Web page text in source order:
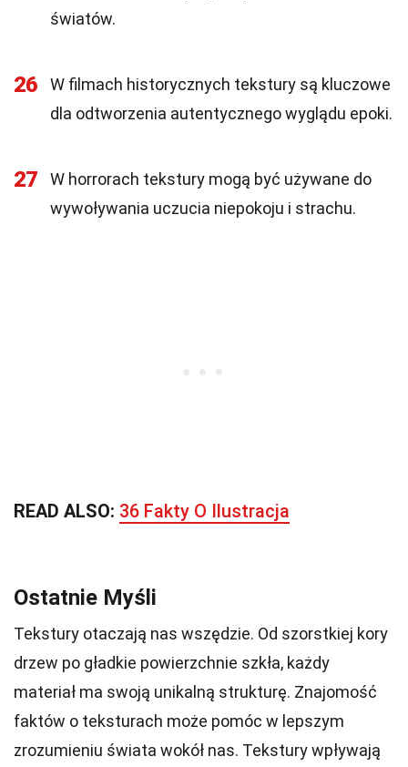
światów.
26
W filmach historycznych tekstury są kluczowe
dla odtworzenia autentycznego wyglądu epoki.
27
W horrorach tekstury mogą być używane do
wywoływania uczucia niepokoju i strachu.
READ ALSO: 36 Fakty O Ilustracja
Ostatnie Myśli
Tekstury otaczają nas wszędzie. Od szorstkiej kory
drzew po gładkie powierzchnie szkła, każdy
materiał ma swoją unikalną strukturę. Znajomość
faktów o teksturach może pomóc w lepszym
zrozumieniu świata wokół nas. Tekstury wpływają